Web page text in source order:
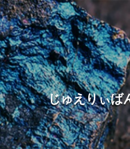
じゅえりぃ